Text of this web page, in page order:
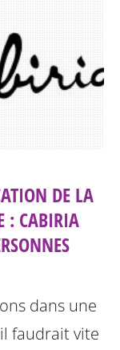
DE LA
: CABIRIA
dans une
faudrait vite